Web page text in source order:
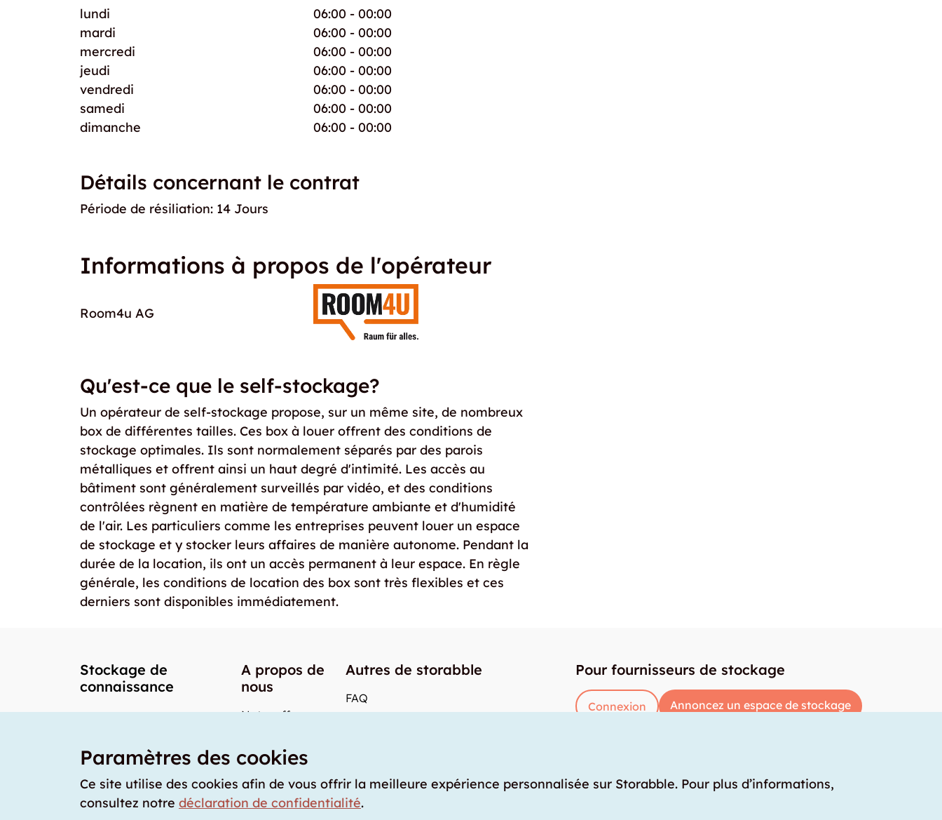
lundi
06:00 - 00:00
mardi
06:00 - 00:00
mercredi
06:00 - 00:00
jeudi
06:00 - 00:00
vendredi
06:00 - 00:00
samedi
06:00 - 00:00
dimanche
06:00 - 00:00
Détails concernant le contrat
Période de résiliation: 14 Jours
Informations à propos de l'opérateur
Room4u AG
Qu'est-ce que le self-stockage?
Un opérateur de self-stockage propose, sur un même site, de nombreux
box de différentes tailles. Ces box à louer offrent des conditions de
stockage optimales. Ils sont normalement séparés par des parois
métalliques et offrent ainsi un haut degré d'intimité. Les accès au
bâtiment sont généralement surveillés par vidéo, et des conditions
contrôlées règnent en matière de température ambiante et d'humidité
de l'air. Les particuliers comme les entreprises peuvent louer un espace
de stockage et y stocker leurs affaires de manière autonome. Pendant la
durée de la location, ils ont un accès permanent à leur espace. En règle
générale, les conditions de location des box sont très flexibles et ces
derniers sont disponibles immédiatement.
Stockage de
connaissance
A propos de
nous
Notre offre
Notre team
Nos prix
storabble France
Autres de storabble
FAQ
Quel est le tarif moyen d'un garde-meuble?
Pour fournisseurs de stockage
Connexion Annoncez un espace de stockage
Paramètres des cookies
Ce site utilise des cookies afin de vous offrir la meilleure expérience personnalisée sur Storabble. Pour plus d’informations,
consultez notre déclaration de confidentialité.